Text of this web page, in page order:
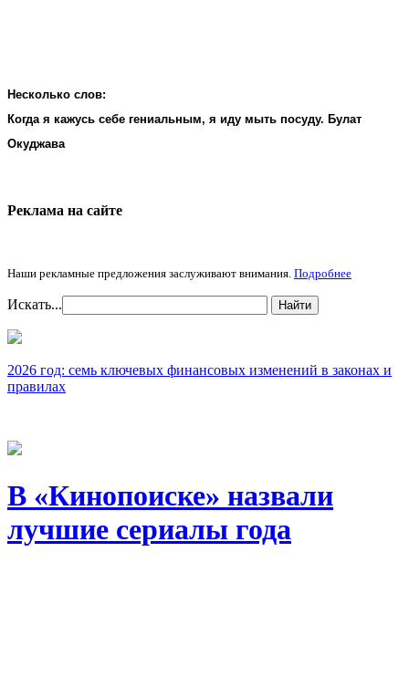
Несколько слов:
Когда я кажусь себе гениальным, я иду мыть посуду. Булат
Окуджава
Реклама на cайте
Наши рекламные предложения заслуживают внимания. Подробнее
Искать... Найти
2026 год: семь ключевых финансовых изменений в законах и
правилах
В «Кинопоиске» назвали
лучшие сериалы года